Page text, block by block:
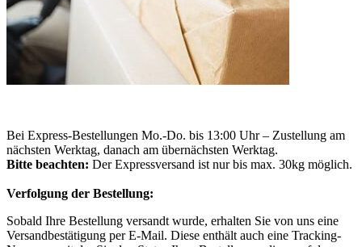
Bei Express-Bestellungen Mo.-Do. bis 13:00 Uhr – Zustellung am
nächsten Werktag, danach am übernächsten Werktag.
Bitte beachten: Der Expressversand ist nur bis max. 30kg möglich.
Verfolgung der Bestellung:
Sobald Ihre Bestellung versandt wurde, erhalten Sie von uns eine
Versandbestätigung per E-Mail. Diese enthält auch eine Tracking-